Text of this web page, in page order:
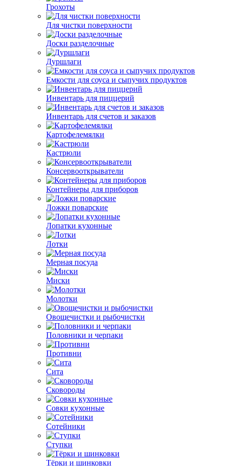
Грохоты
Для чистки поверхности
Доски разделочные
Дуршлаги
Емкости для соуса и сыпучих продуктов
Инвентарь для пиццерий
Инвентарь для счетов и заказов
Картофелемялки
Кастрюли
Консервооткрыватели
Контейнеры для приборов
Ложки поварские
Лопатки кухонные
Лотки
Мерная посуда
Миски
Молотки
Овощечистки и рыбочистки
Половники и черпаки
Противни
Сита
Сковороды
Совки кухонные
Сотейники
Ступки
Тёрки и шинковки